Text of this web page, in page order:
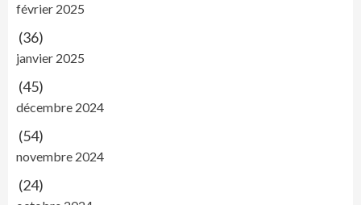
février 2025
(36)
janvier 2025
(45)
décembre 2024
(54)
novembre 2024
(24)